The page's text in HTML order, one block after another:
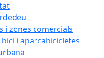
i zones comercials
i aparcabicicletes